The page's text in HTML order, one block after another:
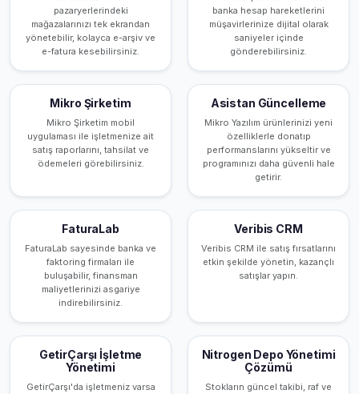
pazaryerlerindeki
mağazalarınızı tek ekrandan
yönetebilir, kolayca e-arşiv ve
e-fatura kesebilirsiniz.
banka hesap hareketlerini
müşavirlerinize dijital olarak
saniyeler içinde
gönderebilirsiniz.
Mikro Şirketim
Mikro Şirketim mobil
uygulaması ile işletmenize ait
satış raporlarını, tahsilat ve
ödemeleri görebilirsiniz.
Asistan Güncelleme
Mikro Yazılım ürünlerinizi yeni
özelliklerle donatıp
performanslarını yükseltir ve
programınızı daha güvenli hale
getirir.
FaturaLab
FaturaLab sayesinde banka ve
faktoring firmaları ile
buluşabilir, finansman
maliyetlerinizi asgariye
indirebilirsiniz.
Veribis CRM
Veribis CRM ile satış fırsatlarını
etkin şekilde yönetin, kazançlı
satışlar yapın.
GetirÇarşı İşletme
Yönetimi
GetirÇarşı'da işletmeniz varsa
Nitrogen Depo Yönetimi
Çözümü
Stokların güncel takibi, raf ve